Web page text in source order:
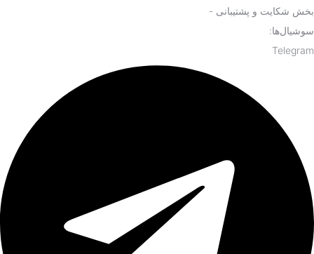
بخش شکایت و پشتیبانی -
سوشیال‌ها:
Telegram